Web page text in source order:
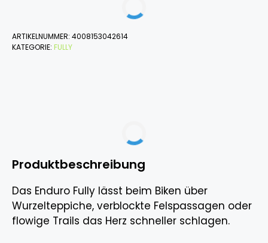
ARTIKELNUMMER: 4008153042614
KATEGORIE: FULLY
Produktbeschreibung
Das Enduro Fully lässt beim Biken über
Wurzelteppiche, verblockte Felspassagen oder
flowige Trails das Herz schneller schlagen.